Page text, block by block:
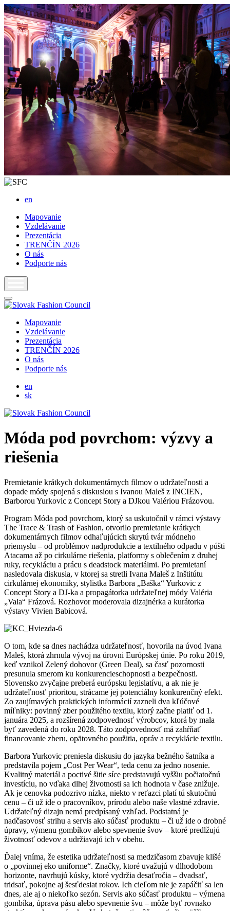
en
Mapovanie
Vzdelávanie
Prezentácia
TRENČÍN 2026
O nás
Podporte nás
Mapovanie
Vzdelávanie
Prezentácia
TRENČÍN 2026
O nás
Podporte nás
en
sk
Móda pod povrchom: výzvy a
riešenia
Premietanie krátkych dokumentárnych filmov o udržateľnosti a
dopade módy spojená s diskusiou s Ivanou Maleš z INCIEN,
Barborou Yurkovic z Concept Story a DJkou Valériou Frázovou.
Program Móda pod povrchom, ktorý sa uskutočnil v rámci výstavy
The Trace & Trash of Fashion, otvorilo premietanie krátkych
dokumentárnych filmov odhaľujúcich skrytú tvár módneho
priemyslu – od problémov nadprodukcie a textilného odpadu v púšti
Atacama až po cirkulárne riešenia, platformy s oblečením z druhej
ruky, recykláciu a prácu s deadstock materiálmi. Po premietaní
nasledovala diskusia, v ktorej sa stretli Ivana Maleš z Inštitútu
cirkulárnej ekonomiky, stylistka Barbora „Baška“ Yurkovic z
Concept Story a DJ-ka a propagátorka udržateľnej módy Valéria
„Vala“ Frázová. Rozhovor moderovala dizajnérka a kurátorka
výstavy Vivien Babicová.
O tom, kde sa dnes nachádza udržateľnosť, hovorila na úvod Ivana
Maleš, ktorá zhrnula vývoj na úrovni Európskej únie. Po roku 2019,
keď vznikol Zelený dohovor (Green Deal), sa časť pozornosti
presunula smerom ku konkurencieschopnosti a bezpečnosti.
Slovensko zvyčajne preberá európsku legislatívu, a ak nie je
udržateľnosť prioritou, strácame jej potenciálny konkurenčný efekt.
Zo zaujímavých praktických informácií zazneli dva kľúčové
míľniky: povinný zber použitého textilu, ktorý začne platiť od 1.
januára 2025, a rozšírená zodpovednosť výrobcov, ktorá by mala
byť zavedená do roku 2028. Táto zodpovednosť má zahŕňať
financovanie zberu, opätovného použitia, opráv a recyklácie textilu.
Barbora Yurkovic preniesla diskusiu do jazyka bežného šatníka a
predstavila pojem „Cost Per Wear“, teda cenu za jedno nosenie.
Kvalitný materiál a poctivé šitie síce predstavujú vyššiu počiatočnú
investíciu, no vďaka dlhej životnosti sa ich hodnota v čase znižuje.
Ak je cenovka podozrivo nízka, niekto v reťazci platí tú skutočnú
cenu – či už ide o pracovníkov, prírodu alebo naše vlastné zdravie.
Udržateľný dizajn nemá predpísaný vzhľad. Podstatná je
nadčasovosť strihu a servis ako súčasť produktu – či už ide o drobné
úpravy, výmenu gombíkov alebo spevnenie švov – ktoré predlžujú
životnosť odevov a udržiavajú ich v obehu.
Ďalej vníma, že estetika udržateľnosti sa medzičasom zbavuje klišé
o „povinnej eko uniforme“. Značky, ktoré uvažujú v dlhodobom
horizonte, navrhujú kúsky, ktoré vydržia desaťročia – dvadsať,
tridsať, pokojne aj šesťdesiat rokov. Ich cieľom nie je zapáčiť sa len
dnes, ale aj o niekoľko sezón. Servis ako súčasť produktu – výmena
gombíka, úprava pásu alebo spevnenie švu – môže byť rovnako